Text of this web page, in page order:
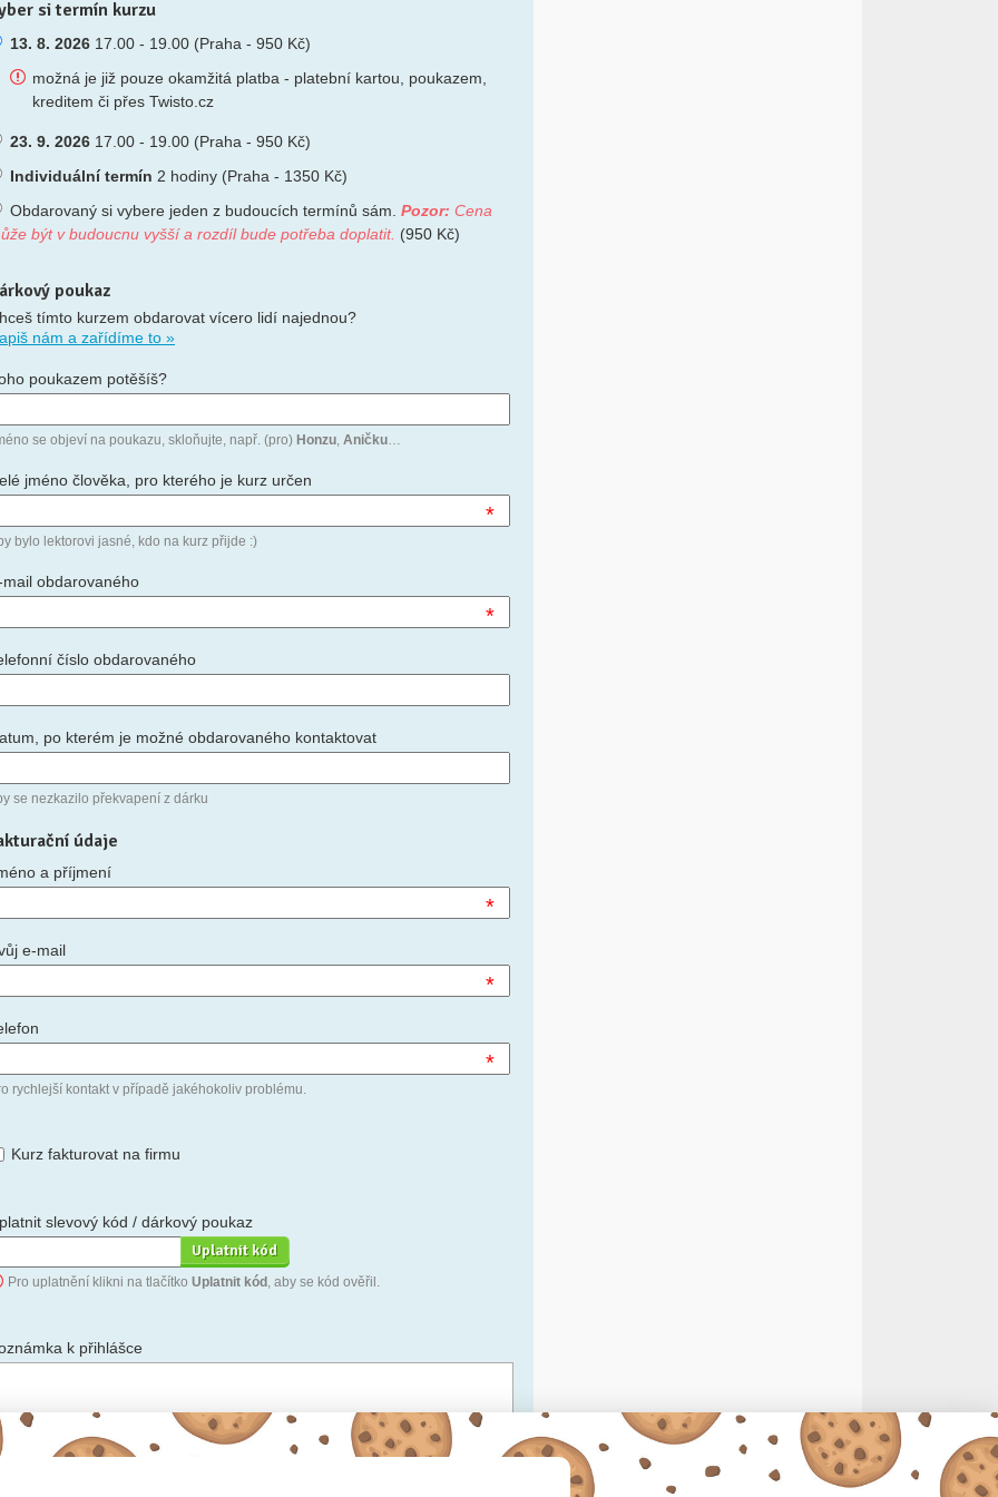
si termín kurzu
13. 8. 2026 17.00 - 19.00 (Praha - 950 Kč)
možná je již pouze okamžitá platba - platební kartou, poukazem,
kreditem či přes Twisto.cz
23. 9. 2026 17.00 - 19.00 (Praha - 950 Kč)
Individuální termín 2 hodiny (Praha - 1350 Kč)
Obdarovaný si vybere jeden z budoucích termínů sám. Pozor: Cena
být v budoucnu vyšší a rozdíl bude potřeba doplatit. (950 Kč)
poukaz
tímto kurzem obdarovat vícero lidí najednou?
nám a zařídíme to »
poukazem potěšíš?
se objeví na poukazu, skloňujte, např. (pro) Honzu, Aničku…
jméno člověka, pro kterého je kurz určen
*
bylo lektorovi jasné, kdo na kurz přijde :)
mail obdarovaného
*
číslo obdarovaného
po kterém je možné obdarovaného kontaktovat
se nezkazilo překvapení z dárku
údaje
a příjmení
*
e-mail
*
*
rychlejší kontakt v případě jakéhokoliv problému.
Kurz fakturovat na firmu
slevový kód / dárkový poukaz
Pro uplatnění klikni na tlačítko Uplatnit kód , aby se kód ověřil.
k přihlášce